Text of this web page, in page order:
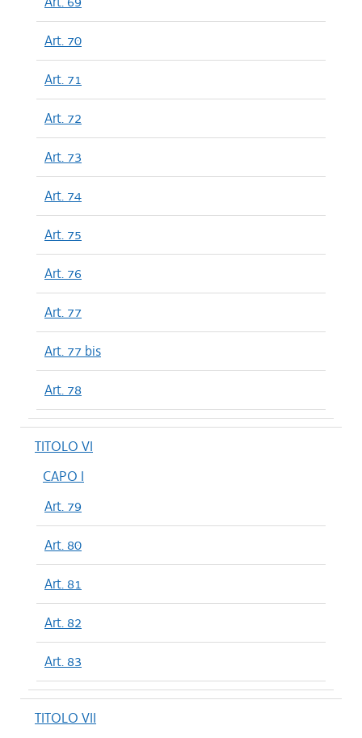
Art. 70
Art. 71
Art. 72
Art. 73
Art. 74
Art. 75
Art. 76
Art. 77
Art. 77 bis
Art. 78
TITOLO VI
CAPO I
Art. 79
Art. 80
Art. 81
Art. 82
Art. 83
TITOLO VII